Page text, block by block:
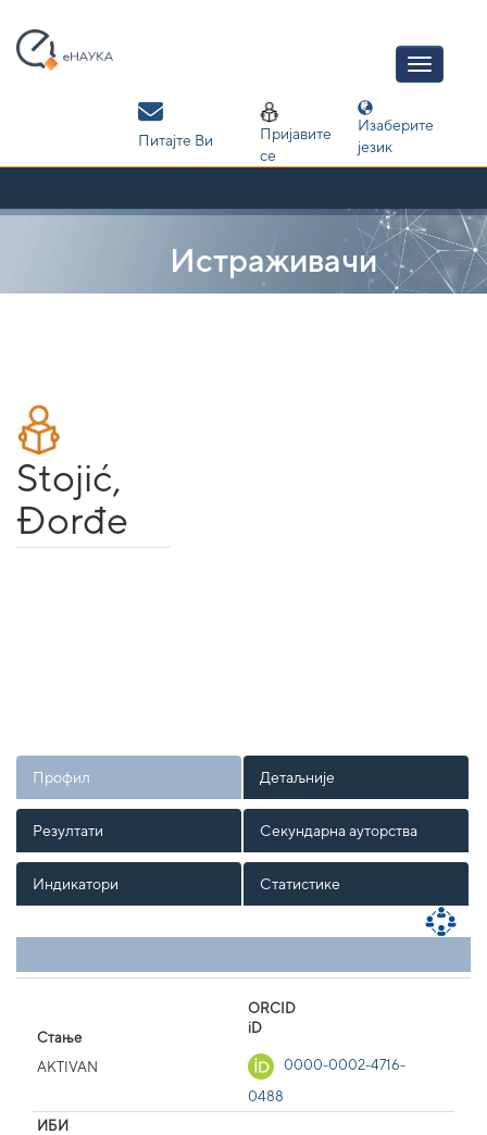
navigation
Питајте Ви
Пријавите
се
Изаберите
језик
Истраживачи
Stojić,
Đorđe
Профил Детаљније
Резултати Секундарна ауторства
Индикатори Статистике
Стање
AKTIVAN
ORCID
iD
0000-0002-4716-
0488
ИБИ